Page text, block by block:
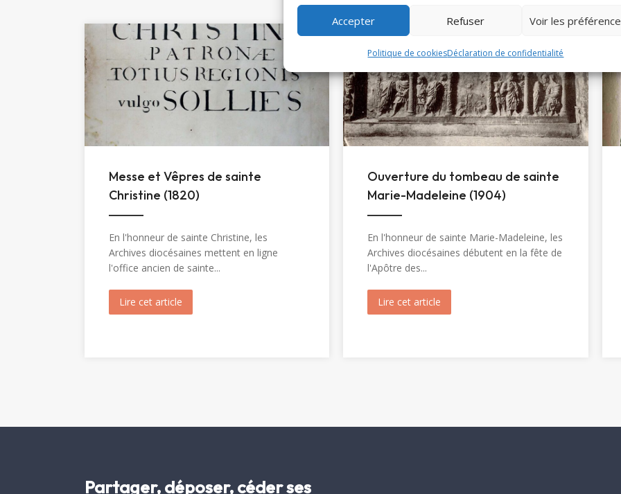
Accepter Refuser Voir les
Politique de cookiesDéclaration de confidentialité
Messe et Vêpres de sainte
Christine (1820)
En l'honneur de sainte Christine, les
Archives diocésaines mettent en ligne
l'office ancien de sainte...
Lire cet article about Messe et Vêpres de sainte Christine (1820)
Ouverture du tombeau de sainte
Marie-Madeleine (1904)
En l'honneur de sainte Marie-Madeleine, les
Archives diocésaines débutent en la fête de
l'Apôtre des...
Lire cet article
Partager, déposer, céder ses